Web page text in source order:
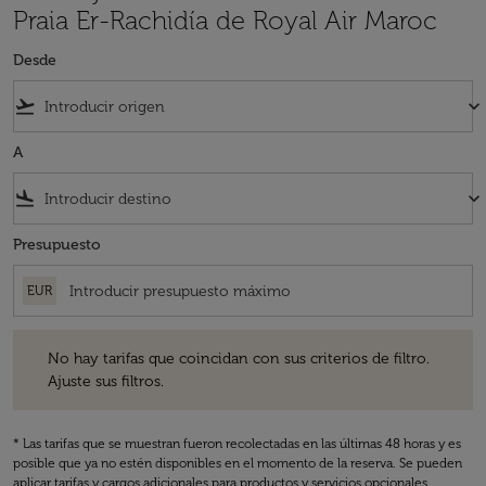
Praia Er-Rachidía de Royal Air Maroc
Desde
flight_takeoff keyboard_arrow_down
A
flight_land keyboard_arrow_down
Presupuesto
EUR
No hay tarifas que coincidan con sus criterios de filtro.
Ajuste sus filtros.
* Las tarifas que se muestran fueron recolectadas en las últimas 48 horas y es
posible que ya no estén disponibles en el momento de la reserva. Se pueden
aplicar tarifas y cargos adicionales para productos y servicios opcionales.